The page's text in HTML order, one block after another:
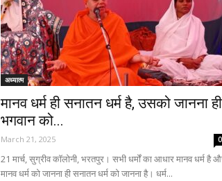
अध्यात्म
मानव धर्म ही सनातन धर्म है, उसको जानना ही
भगवान को...
March 21, 2025 0
21 मार्च, सुग्रीव कॉलोनी, भरतपुर। सभी धर्मों का आधार मानव धर्म है
मानव धर्म को जानना ही सनातन धर्म को जानना है। धर्म...